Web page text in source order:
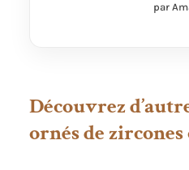
par
Découvrez
ornés de